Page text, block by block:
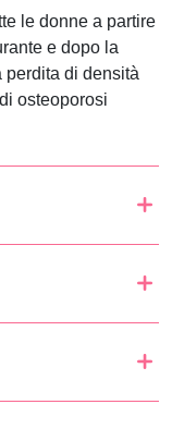
le donne a partire
e dopo la
perdita di densità
osteoporosi